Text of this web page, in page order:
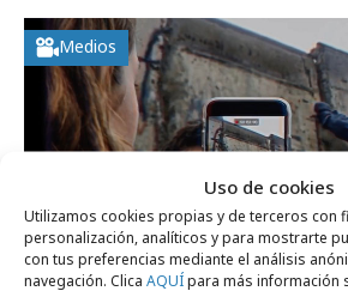
Uso de cookies
Utilizamos cookies propias y de terceros con
personalización, analíticos y para mostrarte
con tus preferencias mediante el análisis
navegación. Clica AQUÍpara más información
Medios